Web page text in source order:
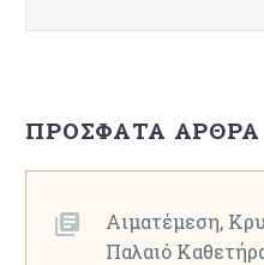
ΠΡΌΣΦΑΤΑ ΆΡΘΡΑ
Αιματέμεση,
Παλαιό